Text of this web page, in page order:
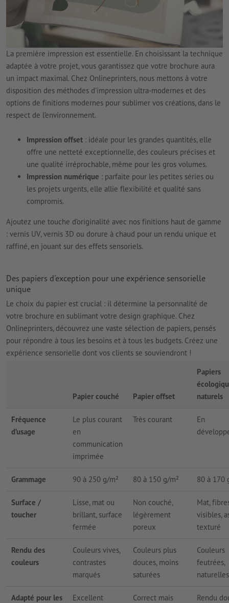
La première impression est essentielle. En choisissant la technique
adaptée à votre projet, vous garantissez que votre brochure aura
un impact maximal. Chez Onlineprinters, nous mettons à votre
disposition des méthodes d’impression ultra-modernes et des
options de finitions modernes pour sublimer vos créations, dans le
respect de l’environnement.
Impression offset : idéale pour les grandes quantités, elle
offre une netteté exceptionnelle, des couleurs précises et
une qualité irréprochable, même pour les gros volumes.
Impression numérique : parfaite pour les petites séries ou
les projets urgents, elle allie flexibilité et qualité sans
compromis.
Ajoutez une touche d’originalité avec nos finitions haut de gamme
: vernis UV, vernis 3D ou dorure à chaud pour un rendu unique et
raffiné, en jouant sur des effets sensoriels.
Des papiers d'exception pour une expérience sensorielle
unique
Le choix du papier est crucial : il détermine la personnalité de
votre brochure en sublimant votre design graphique. Chez
Onlineprinters, découvrez une vaste sélection de papiers, pensés
pour répondre à tous les besoins et à tous les budgets. Créez une
expérience sensorielle dont vos clients se souviendront !
Papier couché Papier offset
Papiers
naturels
Fréquence
d’usage
Le plus courant
en
communication
imprimée
Très courant
En
Grammage 90 à 250 g/m² 80 à 150 g/m² 80 à 170
Surface /
toucher
Lisse, mat ou
brillant, surface
fermée
Non couché,
légèrement
poreux
Mat,
visibles,
texturé
Rendu des
couleurs
Couleurs vives,
contrastes
marqués
Couleurs plus
douces, moins
saturées
Couleurs
feutrées,
naturelles
Adapté pour les
Excellent
Correct mais
Rendu